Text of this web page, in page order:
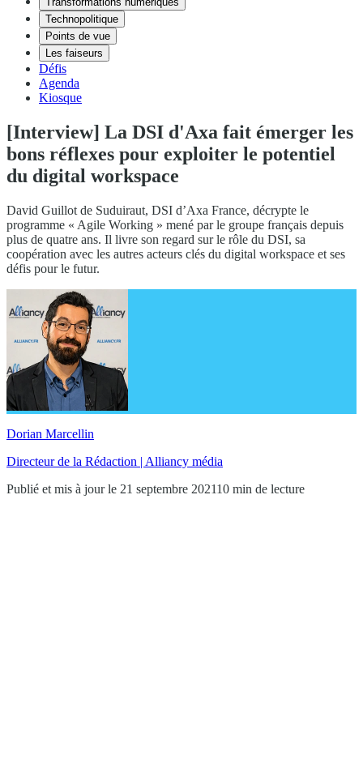
Technopolitique
Points de vue
Les faiseurs
Défis
Agenda
Kiosque
[Interview] La DSI d'Axa fait émerger les
bons réflexes pour exploiter le potentiel
du digital workspace
David Guillot de Suduiraut, DSI d’Axa France, décrypte le
programme « Agile Working » mené par le groupe français depuis
plus de quatre ans. Il livre son regard sur le rôle du DSI, sa
coopération avec les autres acteurs clés du digital workspace et ses
défis pour le futur.
Dorian Marcellin
Directeur de la Rédaction | Alliancy média
Publié et mis à jour le 21 septembre 202110 min de lecture